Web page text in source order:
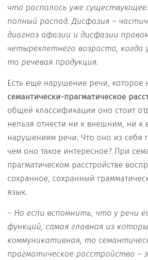
что распалось уже
полный распад. Дисфазия –
диагноз афазии и дисфазии
четырехлетнего возраста, когда
то речевая продукция.
Есть еще нарушение речи, которое
семантически-прагматическое
общей классификации оно стоит
нельзя отнести ни к внешним, ни к
нарушениям речи. Что оно из себя
чем оно такое интересное? При
прагматическом расстройстве
сохранное, сохранный
язык.
– Но если вспомнить, что у речи
функций, самая главная из
коммуникативная, то
прагматическое расстройство –